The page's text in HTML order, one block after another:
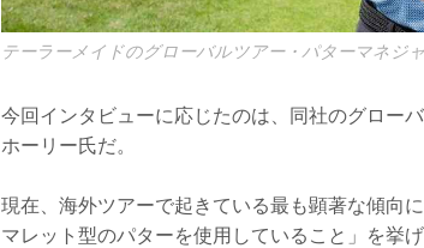
テーラーメイドのグローバルツアー・パターマネジ
今回インタビューに応じたのは、同社のグロー
ホーリー氏だ。
現在、海外ツアーで起きている最も顕著な傾向
マレット型のパターを使用していること」を挙